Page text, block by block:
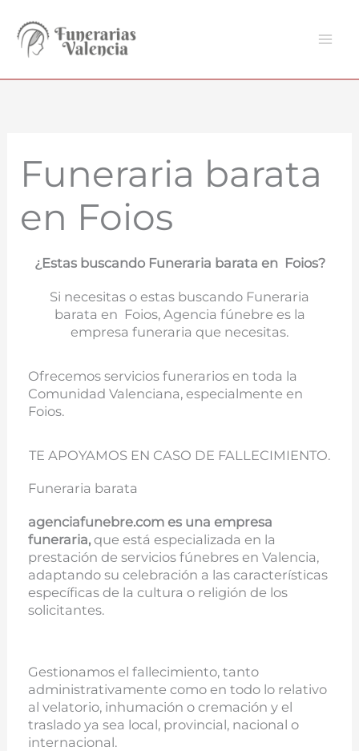
contenido
Funeraria barata
en Foios
¿Estas buscando Funeraria barata en Foios?
Si necesitas o estas buscando Funeraria
barata en Foios, Agencia fúnebre es la
empresa funeraria que necesitas.
Ofrecemos servicios funerarios en toda la
Comunidad Valenciana, especialmente en
Foios.
TE APOYAMOS EN CASO DE FALLECIMIENTO.
Funeraria barata
agenciafunebre.com es una empresa
funeraria, que está especializada en la
prestación de servicios fúnebres en Valencia,
adaptando su celebración a las características
específicas de la cultura o religión de los
solicitantes.
Gestionamos el fallecimiento, tanto
administrativamente como en todo lo relativo
al velatorio, inhumación o cremación y el
traslado ya sea local, provincial, nacional o
internacional.